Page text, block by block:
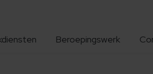
Beroepingswerk